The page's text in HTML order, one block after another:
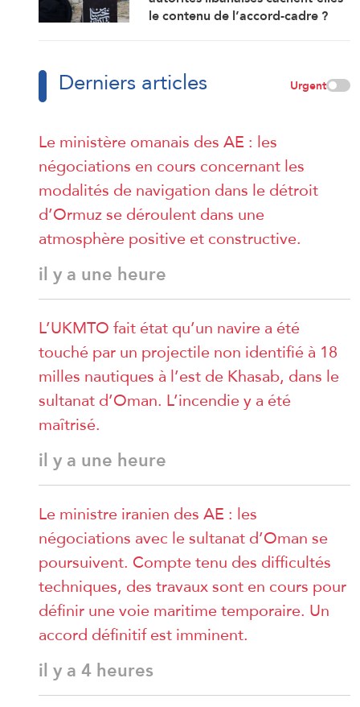
le contenu de l’accord-cadre ?
Derniers articles Urgent
Le ministère omanais des AE : les
négociations en cours concernant les
modalités de navigation dans le détroit
d’Ormuz se déroulent dans une
atmosphère positive et constructive.
il y a une heure
L’UKMTO fait état qu’un navire a été
touché par un projectile non identifié à 18
milles nautiques à l’est de Khasab, dans le
sultanat d’Oman. L’incendie y a été
maîtrisé.
il y a une heure
Le ministre iranien des AE : les
négociations avec le sultanat d’Oman se
poursuivent. Compte tenu des difficultés
techniques, des travaux sont en cours pour
définir une voie maritime temporaire. Un
accord définitif est imminent.
il y a 4 heures